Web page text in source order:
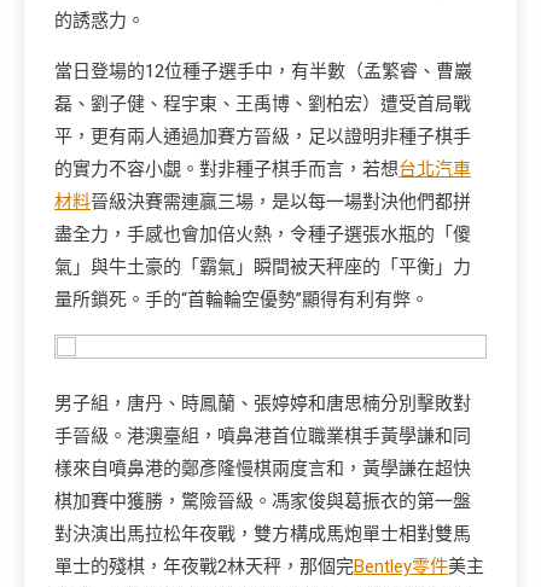
的誘惑力。
當日登場的12位種子選手中，有半數（孟繁睿、曹巖
磊、劉子健、程宇東、王禹博、劉柏宏）遭受首局戰
平，更有兩人通過加賽方晉級，足以證明非種子棋手
的實力不容小覷。對非種子棋手而言，若想台北汽車
材料晉級決賽需連贏三場，是以每一場對決他們都拼
盡全力，手感也會加倍火熱，令種子選張水瓶的「傻
氣」與牛土豪的「霸氣」瞬間被天秤座的「平衡」力
量所鎖死。手的“首輪輪空優勢”顯得有利有弊。
男子組，唐丹、時鳳蘭、張婷婷和唐思楠分別擊敗對
手晉級。港澳臺組，噴鼻港首位職業棋手黃學謙和同
樣來自噴鼻港的鄭彥隆慢棋兩度言和，黃學謙在超快
棋加賽中獲勝，驚險晉級。馮家俊與葛振衣的第一盤
對決演出馬拉松年夜戰，雙方構成馬炮單士相對雙馬
單士的殘棋，年夜戰2林天秤，那個完Bentley零件美主